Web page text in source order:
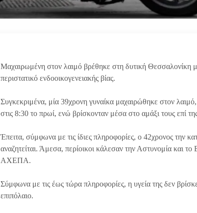
Μαχαιρωμένη στον λαιμό βρέθηκε στη δυτική Θεσσαλονίκη
περιστατικό ενδοοικογενειακής βίας.
Συγκεκριμένα, μία 39χρονη γυναίκα μαχαιρώθηκε στον
στις 8:30 το πρωί, ενώ βρίσκονταν μέσα στο αμάξι τους
Έπειτα, σύμφωνα με τις ίδιες πληροφορίες, ο 42χρονος την
αναζητείται. Άμεσα, περίοικοι κάλεσαν την Αστυνομία και
ΑΧΕΠΑ.
Σύμφωνα με τις έως τώρα πληροφορίες, η υγεία της δεν
επιπόλαιο.